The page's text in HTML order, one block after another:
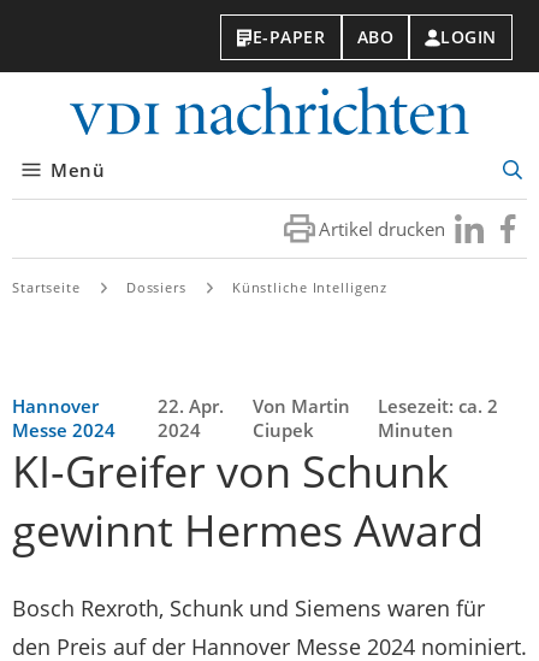
E-PAPER ABO LOGIN
Menü
Artikel drucken Besuchen
Sie
Sie
Startseite Dossiers Künstliche Intelligenz
Hannover
Messe 2024
22. Apr.
2024
Von Martin
Ciupek
Lesezeit: ca. 2
Minuten
KI-Greifer von Schunk
gewinnt Hermes Award
Bosch Rexroth, Schunk und Siemens waren für
den Preis auf der Hannover Messe 2024 nominiert.